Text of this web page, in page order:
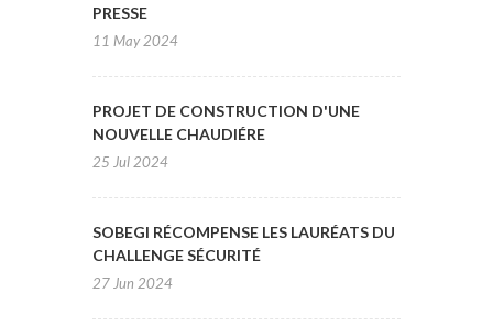
PRESSE
11 May 2024
PROJET DE CONSTRUCTION D'UNE
NOUVELLE CHAUDIÉRE
25 Jul 2024
SOBEGI RÉCOMPENSE LES LAURÉATS DU
CHALLENGE SÉCURITÉ
27 Jun 2024